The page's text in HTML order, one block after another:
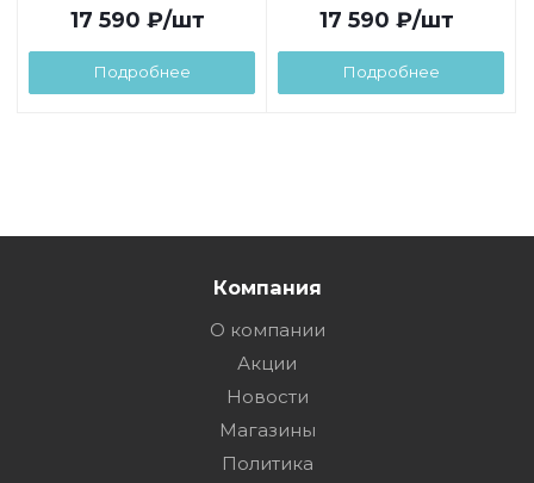
17 590 ₽/шт
Подробнее
17 590 ₽/шт
Подробнее
Компания
О компании
Акции
Новости
Магазины
Политика